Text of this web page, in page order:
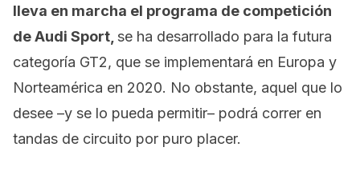
lleva en marcha el programa de competición
de Audi Sport, se ha desarrollado para la futura
categoría GT2, que se implementará en Europa y
Norteamérica en 2020. No obstante, aquel que lo
desee –y se lo pueda permitir– podrá correr en
tandas de circuito por puro placer.